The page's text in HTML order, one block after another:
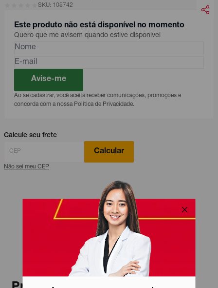
SKU: 108742
Este produto não está disponível no momento
Quero que me avisem quando estive disponível
Avise-me
Ao se cadastrar, você aceita receber comunicações, promoções e
concorda com a nossa Política de Privacidade.
Calcule seu frete
Calcular
Não sei meu CEP